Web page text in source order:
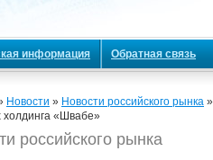
информация Обратная связь
Новости » Новости российского рынка
холдинга «Швабе»
российского рынка